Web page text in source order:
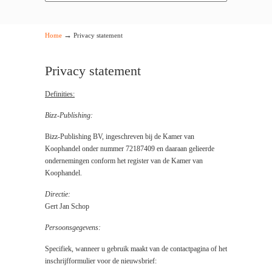
Home → Privacy statement
Privacy statement
Definities:
Bizz-Publishing:
Bizz-Publishing BV, ingeschreven bij de Kamer van
Koophandel onder nummer 72187409 en daaraan gelieerde
ondernemingen conform het register van de Kamer van
Koophandel.
Directie:
Gert Jan Schop
Persoonsgegevens:
Specifiek, wanneer u gebruik maakt van de contactpagina of het
inschrijfformulier voor de nieuwsbrief: